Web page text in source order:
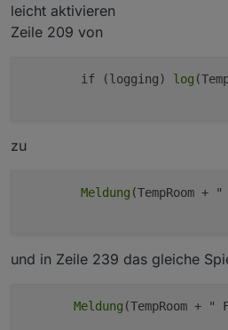
XY wurde geöffnet
wurde geschlossen
leicht aktivieren
Zeile 209 von
        if (logging)
log
zu
Meldung (TempRoom
und in Zeile 239 das gleiche
Meldung (TempRoom +